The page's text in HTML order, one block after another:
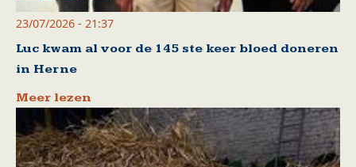
23/07/2026 - 21:37
Luc kwam al voor de 145 ste keer bloed doneren
in Herne
Meer lezen